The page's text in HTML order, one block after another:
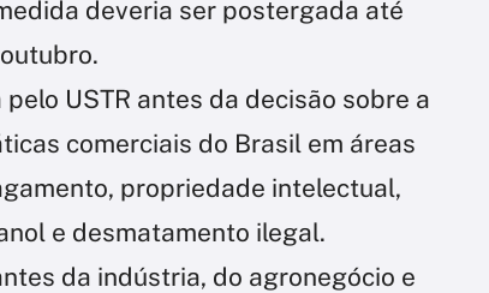
deveria ser postergada até
USTR antes da decisão sobre a
comerciais do Brasil em áreas
propriedade intelectual,
e desmatamento ilegal.
da indústria, do agronegócio e